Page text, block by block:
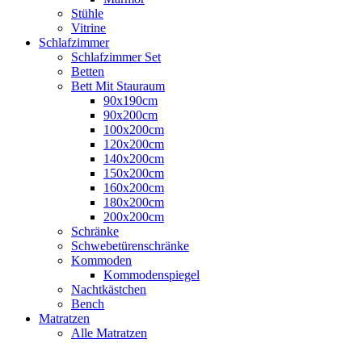
Stühle
Vitrine
Schlafzimmer
Schlafzimmer Set
Betten
Bett Mit Stauraum
90x190cm
90x200cm
100x200cm
120x200cm
140x200cm
150x200cm
160x200cm
180x200cm
200x200cm
Schränke
Schwebetürenschränke
Kommoden
Kommodenspiegel
Nachtkästchen
Bench
Matratzen
Alle Matratzen